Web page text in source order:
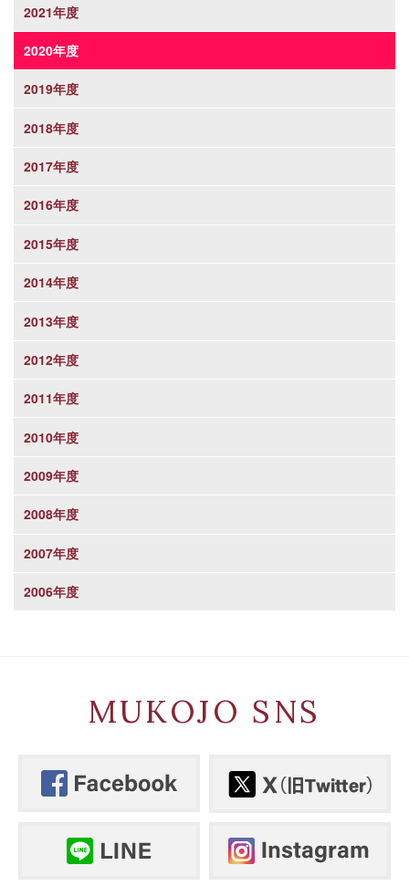
2021年度
2020年度
2019年度
2018年度
2017年度
2016年度
2015年度
2014年度
2013年度
2012年度
2011年度
2010年度
2009年度
2008年度
2007年度
2006年度
MUKOJO SNS